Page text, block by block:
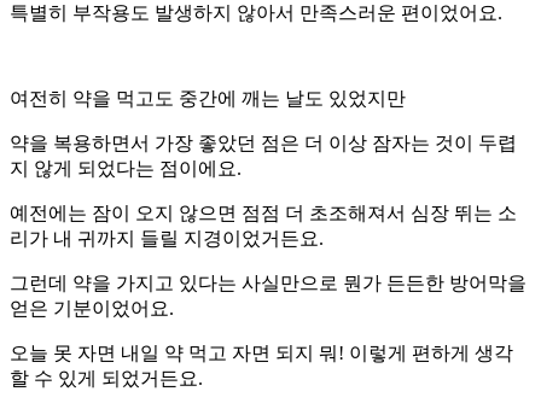
특별히 부작용도 발생하지 않아서 만족스러운 편이었어요.
여전히 약을 먹고도 중간에 깨는 날도 있었지만
약을 복용하면서 가장 좋았던 점은 더 이상 잠자는 것이 두렵
지 않게 되었다는 점이에요.
예전에는 잠이 오지 않으면 점점 더 초조해져서 심장 뛰는 소
리가 내 귀까지 들릴 지경이었거든요.
그런데 약을 가지고 있다는 사실만으로 뭔가 든든한 방어막을
얻은 기분이었어요.
오늘 못 자면 내일 약 먹고 자면 되지 뭐! 이렇게 편하게 생각
할 수 있게 되었거든요.